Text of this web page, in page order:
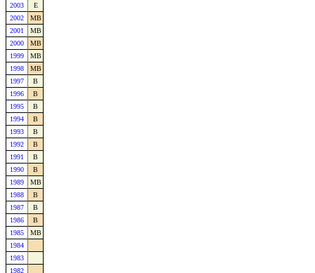
2003
E
2002
MB
2001
MB
2000
MB
1999
MB
1998
MB
1997
B
1996
B
1995
B
1994
B
1993
B
1992
B
1991
B
1990
B
1989
MB
1988
B
1987
B
1986
B
1985
MB
1984
1983
1982